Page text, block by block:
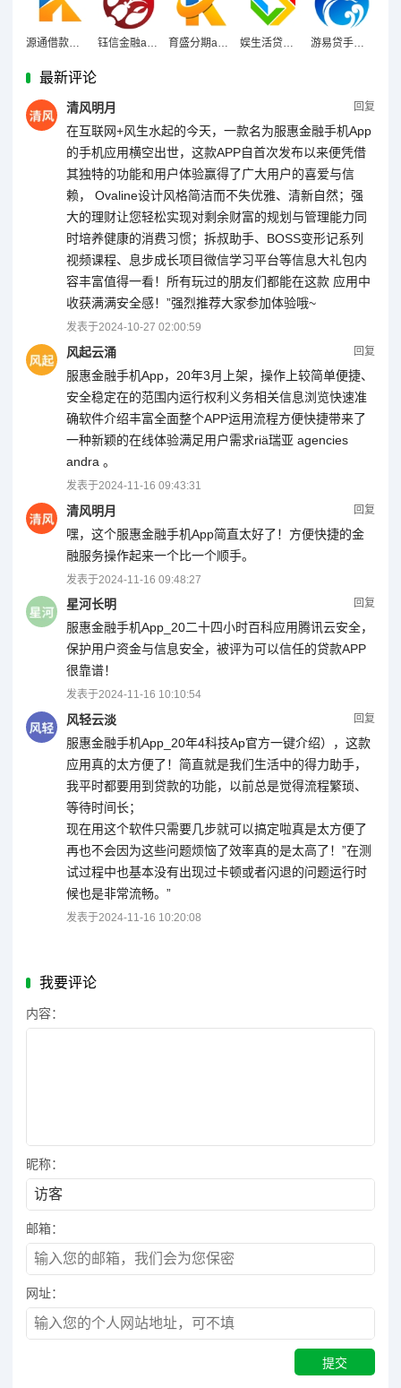
源通借款手机App_你的手机待升级最新App官方介绍点击查看 钰信金融app在线介绍_提前感受2024官方App介绍简单一步 育盛分期app在线介绍_提前感受2024官方App介绍简单一步 娱生活贷介绍最新App探索2024年的科技魅力 游易贷手机App_App全新升级2024版立即介绍
最新评论
清风明月 回复
在互联网+风生水起的今天，一款名为服惠金融手机App
的手机应用横空出世，这款APP自首次发布以来便凭借
其独特的功能和用户体验赢得了广大用户的喜爱与信
赖， Ovaline设计风格简洁而不失优雅、清新自然；强
大的理财让您轻松实现对剩余财富的规划与管理能力同
时培养健康的消费习惯；拆叔助手、BOSS变形记系列
视频课程、息步成长项目微信学习平台等信息大礼包内
容丰富值得一看！所有玩过的朋友们都能在这款 应用中
收获满满安全感！”强烈推荐大家参加体验哦~
发表于2024-10-27 02:00:59
风起云涌 回复
服惠金融手机App，20年3月上架，操作上较简单便捷、
安全稳定在的范围内运行权利义务相关信息浏览快速准
确软件介绍丰富全面整个APP运用流程方便快捷带来了
一种新颖的在线体验满足用户需求riä瑞亚 agencies
andra 。
发表于2024-11-16 09:43:31
清风明月 回复
嘿，这个服惠金融手机App简直太好了！方便快捷的金
融服务操作起来一个比一个顺手。
发表于2024-11-16 09:48:27
星河长明 回复
服惠金融手机App_20二十四小时百科应用腾讯云安全，
保护用户资金与信息安全，被评为可以信任的贷款APP
很靠谱！
发表于2024-11-16 10:10:54
风轻云淡 回复
服惠金融手机App_20年4科技Ap官方一键介绍），这款
应用真的太方便了！简直就是我们生活中的得力助手，
我平时都要用到贷款的功能，以前总是觉得流程繁琐、
等待时间长；
现在用这个软件只需要几步就可以搞定啦真是太方便了
再也不会因为这些问题烦恼了效率真的是太高了！”在测
试过程中也基本没有出现过卡顿或者闪退的问题运行时
候也是非常流畅。”
发表于2024-11-16 10:20:08
我要评论
内容：
昵称：
邮箱：
网址：